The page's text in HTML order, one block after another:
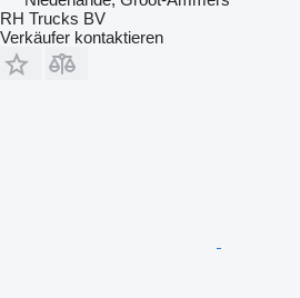
RH Trucks BV
Verkäufer kontaktieren